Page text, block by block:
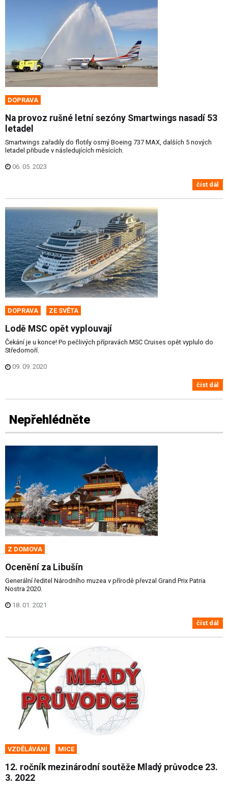
DOPRAVA
Na provoz rušné letní sezóny Smartwings nasadí 53
letadel
Smartwings zařadily do flotily osmý Boeing 737 MAX, dalších 5 nových
letadel přibude v následujících měsících.
06. 05. 2023
číst dál
DOPRAVA ZE SVĚTA
Lodě MSC opět vyplouvají
Čekání je u konce! Po pečlivých přípravách MSC Cruises opět vyplulo do
Středomoří.
09. 09. 2020
číst dál
Nepřehlédněte
Z DOMOVA
Ocenění za Libušín
Generální ředitel Národního muzea v přírodě převzal Grand Prix Patria
Nostra 2020.
18. 01. 2021
číst dál
VZDĚLÁVÁNÍ MICE
12. ročník mezinárodní soutěže Mladý průvodce 23.
3. 2022